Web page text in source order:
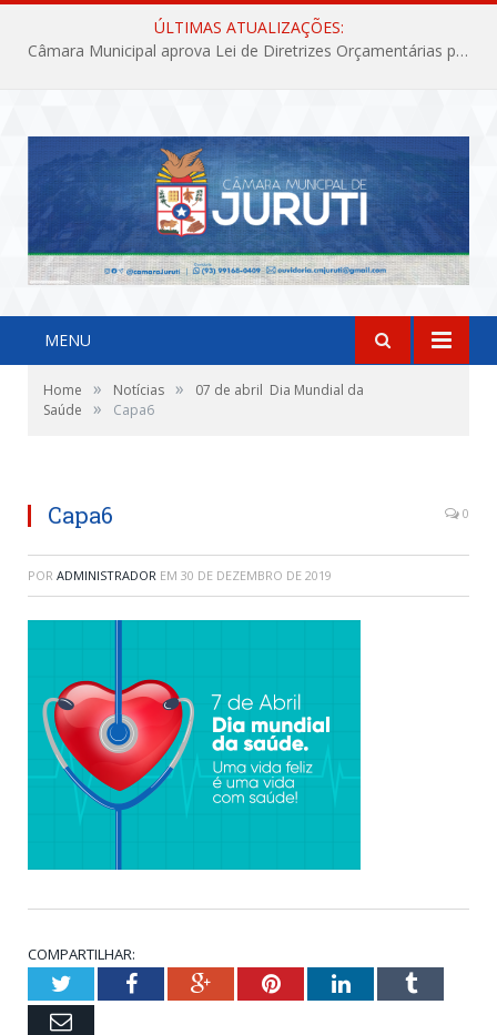
ÚLTIMAS ATUALIZAÇÕES:
Câmara Municipal aprova Lei de Diretrizes Orçamentárias para o exercício financeiro de 2027
MENU
Home » Notícias »
07 de abril  Dia Mundial da
Saúde
» Capa6
Capa6 0
POR ADMINISTRADOR EM 30 DE DEZEMBRO DE 2019
COMPARTILHAR:
TwitterFacebookGoogle+PinterestLinkedInTumblr
Email